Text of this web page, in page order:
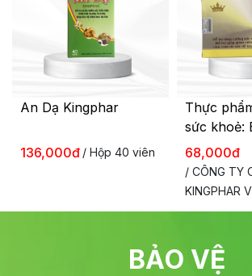
An Dạ Kingphar
136,000đ / Hộp 40 viên
Thực
sức khoẻ:
68,000đ
/ CÔNG TY
KINGPHAR
BẢO VỆ